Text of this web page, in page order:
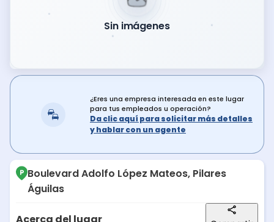
Sin imágenes
¿Eres una empresa interesada en este lugar
para tus empleados u operación?
Da clic aquí para solicitar más detalles
y hablar con un agente
Boulevard Adolfo López Mateos, Pilares
Águilas
Acerca del lugar